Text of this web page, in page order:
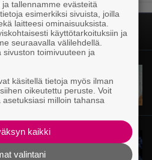
Loiri palasi
– Spede
lähettämä
piti
tallennamme evästeitä
esimerkiksi sivuista, joilla
laitteesi ominaisuuksista.
käyttötarkoituksiin ja
seuraavalla välilehdellä.
sivuston toimivuuteen ja
käsitellä tietoja myös ilman
oikeutettu peruste. Voit
milloin tahansa
kaikki
valintani